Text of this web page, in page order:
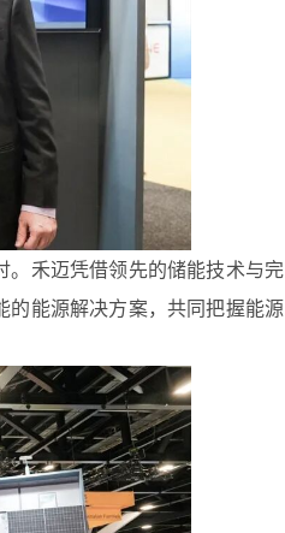
。禾迈凭借领先的储能技术与完
能源解决方案，共同把握能源